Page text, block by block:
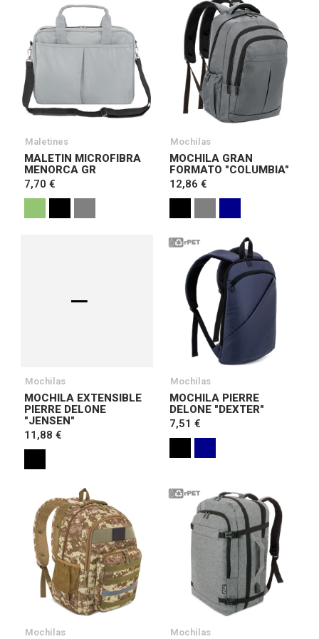
Maletines
MALETIN MICROFIBRA
MENORCA GR
7,70 €
Mochilas
MOCHILA GRAN
FORMATO "COLUMBIA"
12,86 €
Mochilas
MOCHILA EXTENSIBLE
PIERRE DELONE
"JENSEN"
11,88 €
Mochilas
MOCHILA PIERRE
DELONE "DEXTER"
7,51 €
Mochilas Mochilas